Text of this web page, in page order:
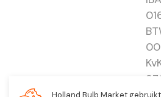
Holland Bulb Market